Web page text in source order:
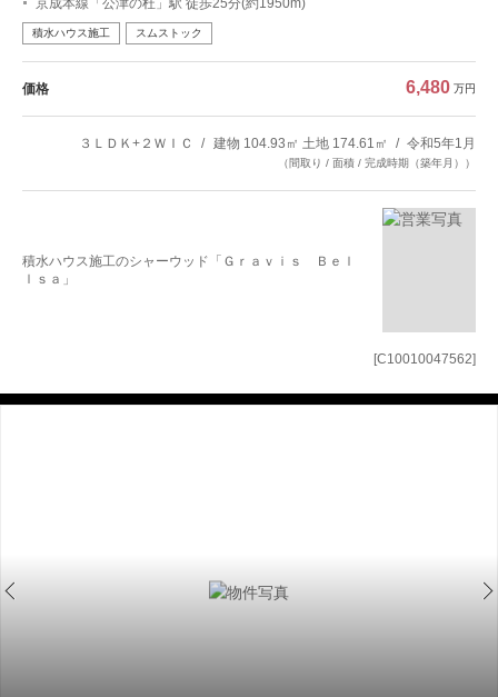
[C10010047562]
京成本線「公津の杜」駅 徒歩25分(約1950m)
積水ハウス施工 スムストック
価格 6,480 万円
３ＬＤＫ+２ＷＩＣ 建物 104.93㎡ 土地 174.61㎡ 令和5年1月
（間取り / 面積 / 完成時期（築年月））
積水ハウス施工のシャーウッド「Ｇｒａｖｉｓ Ｂｅｌ
ｌｓａ」